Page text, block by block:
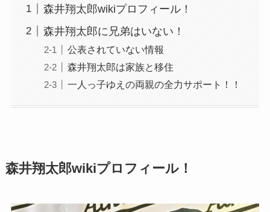
森井翔太郎wikiプロフィール！
森井翔太郎に兄弟はいない！
公表されていない情報
森井翔太郎は家族と移住
一人っ子ゆえの両親の全力サポート！！
森井翔太郎wikiプロフィール！